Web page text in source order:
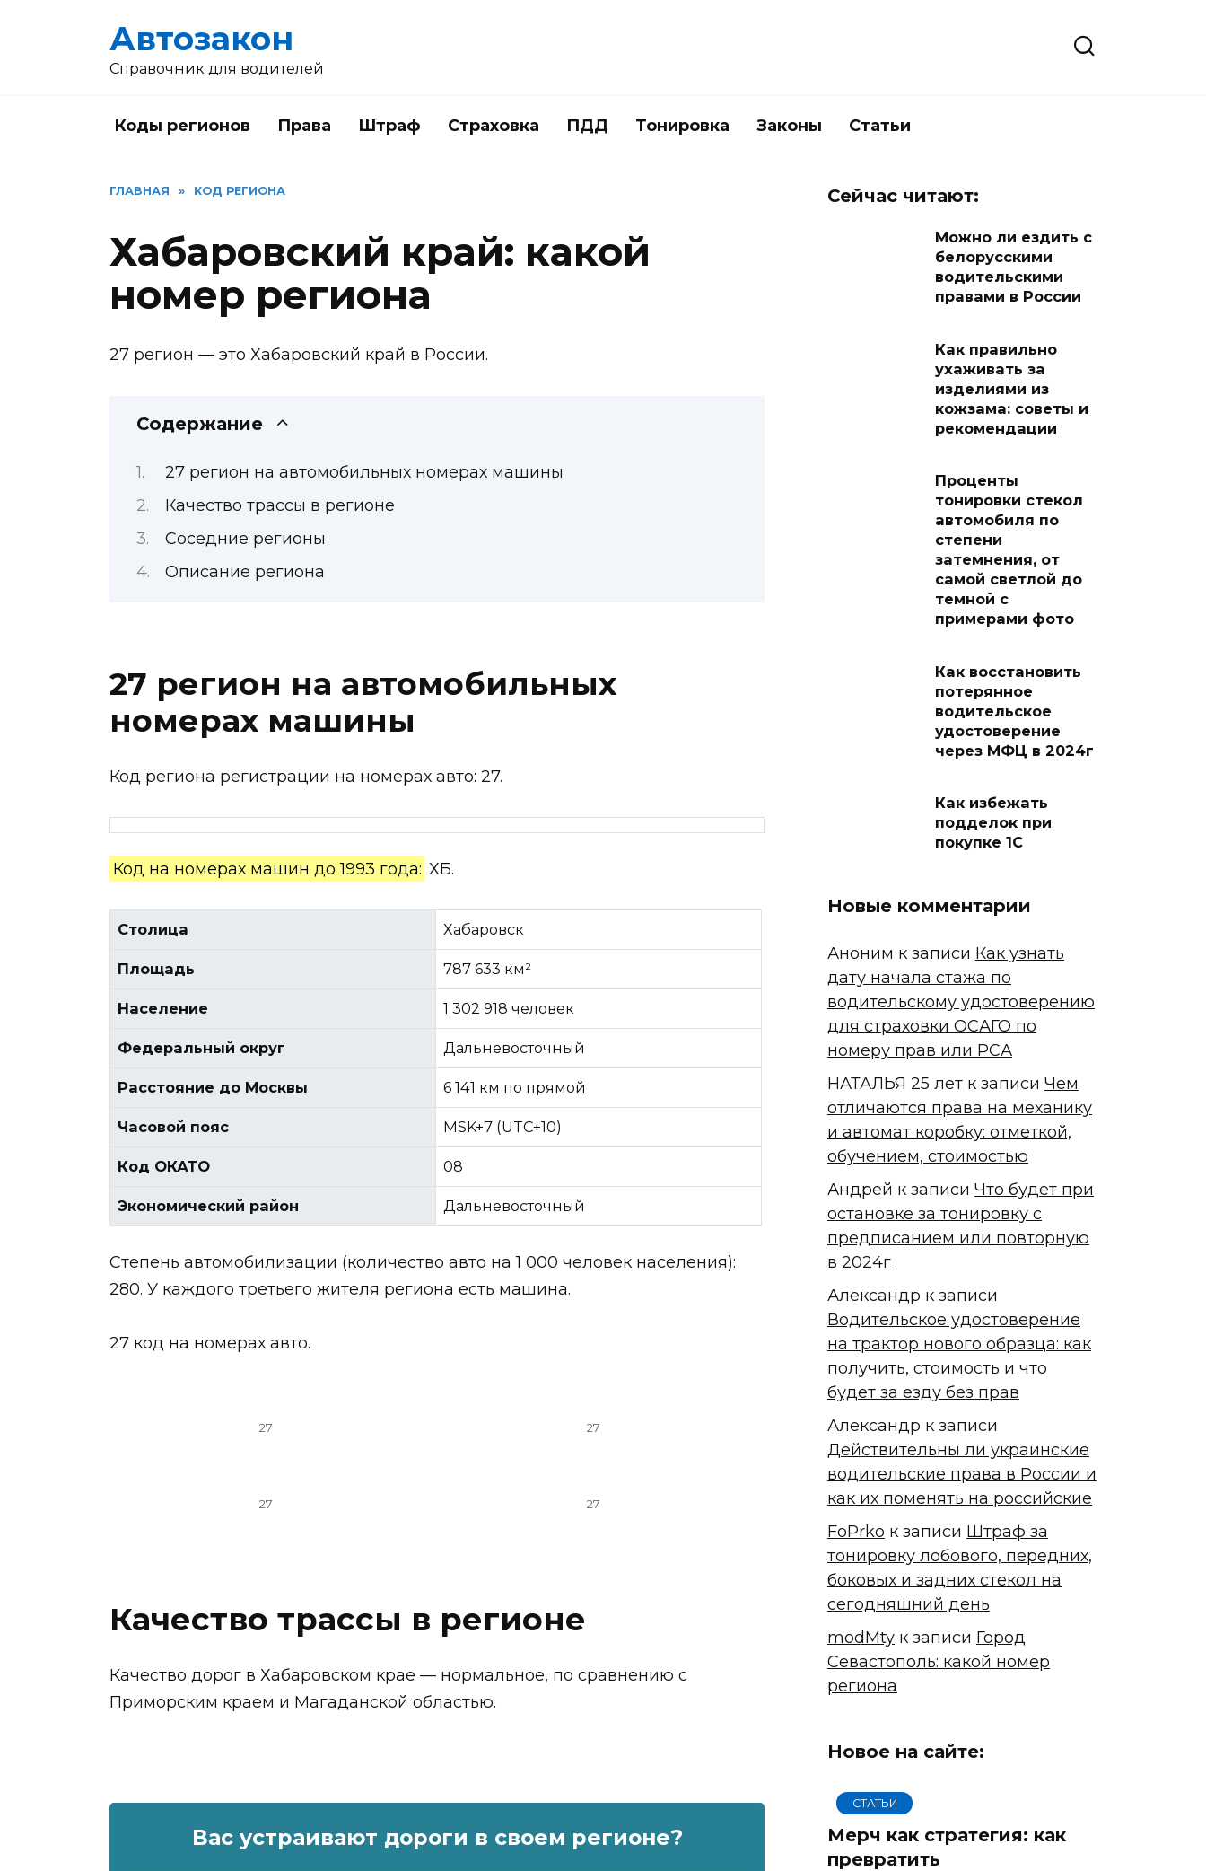
Автозакон
Справочник для водителей
Коды регионов Права Штраф Страховка ПДД Тонировка Законы Статьи
ГЛАВНАЯ » КОД РЕГИОНА
Хабаровский край: какой
номер региона
27 регион — это Хабаровский край в России.
Содержание
27 регион на автомобильных номерах машины
Качество трассы в регионе
Соседние регионы
Описание региона
27 регион на автомобильных
номерах машины
Код региона регистрации на номерах авто: 27.
Код на номерах машин до 1993 года: ХБ.
Столица Хабаровск
Площадь 787 633 км²
Население 1 302 918 человек
Федеральный округ Дальневосточный
Расстояние до Москвы 6 141 км по прямой
Часовой пояс MSK+7 (UTC+10)
Код ОКАТО 08
Экономический район Дальневосточный
Степень автомобилизации (количество авто на 1 000 человек населения):
280. У каждого третьего жителя региона есть машина.
27 код на номерах авто.
27 27
27 27
Качество трассы в регионе
Качество дорог в Хабаровском крае — нормальное, по сравнению с
Приморским краем и Магаданской областью.
Вас устраивают дороги в своем регионе?
Сейчас читают:
Можно ли ездить с
белорусскими
водительскими
правами в России
Как правильно
ухаживать за
изделиями из
кожзама: советы и
рекомендации
Проценты
тонировки стекол
автомобиля по
степени
затемнения, от
самой светлой до
темной с
примерами фото
Как восстановить
потерянное
водительское
удостоверение
через МФЦ в 2024г
Как избежать
подделок при
покупке 1С
Новые комментарии
Аноним к записи Как узнать
дату начала стажа по
водительскому удостоверению
для страховки ОСАГО по
номеру прав или РСА
НАТАЛЬЯ 25 лет к записи Чем
отличаются права на механику
и автомат коробку: отметкой,
обучением, стоимостью
Андрей к записи Что будет при
остановке за тонировку с
предписанием или повторную
в 2024г
Александр к записи
Водительское удостоверение
на трактор нового образца: как
получить, стоимость и что
будет за езду без прав
Александр к записи
Действительны ли украинские
водительские права в России и
как их поменять на российские
FoPrko к записи Штраф за
тонировку лобового, передних,
боковых и задних стекол на
сегодняшний день
modMty к записи Город
Севастополь: какой номер
региона
Новое на сайте:
СТАТЬИ
Мерч как стратегия: как
превратить